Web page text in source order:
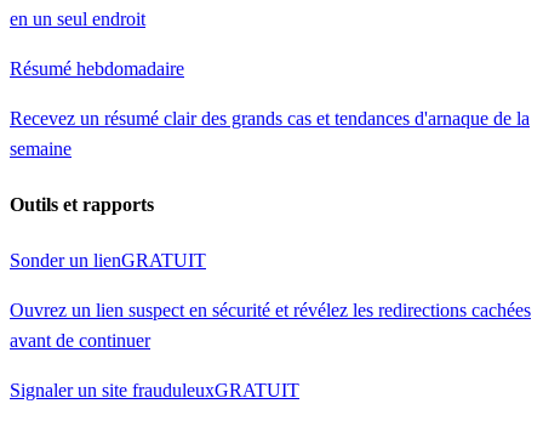
en un seul endroit
Résumé hebdomadaire
Recevez un résumé clair des grands cas et tendances d'arnaque de la
semaine
Outils et rapports
Sonder un lienGRATUIT
Ouvrez un lien suspect en sécurité et révélez les redirections cachées
avant de continuer
Signaler un site frauduleuxGRATUIT